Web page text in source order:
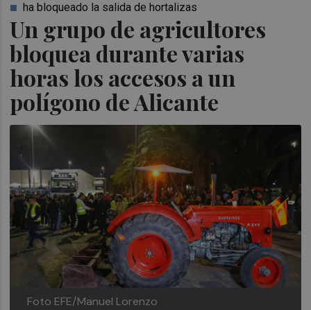
Un grupo de agricultores
bloquea durante varias
horas los accesos a un
polígono de Alicante
ha bloqueado la salida de hortalizas
Foto EFE/Manuel Lorenzo